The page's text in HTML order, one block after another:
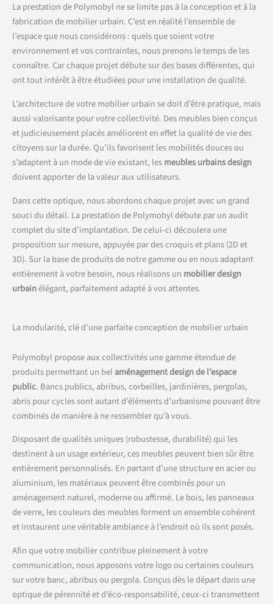
La prestation de Polymobyl ne se limite pas à la conception et à la
fabrication de mobilier urbain. C’est en réalité l’ensemble de
l’espace que nous considérons : quels que soient votre
environnement et vos contraintes, nous prenons le temps de les
connaître. Car chaque projet débute sur des bases différentes, qui
ont tout intérêt à être étudiées pour une installation de qualité.
L’architecture de votre mobilier urbain se doit d’être pratique, mais
aussi valorisante pour votre collectivité. Des meubles bien conçus
et judicieusement placés améliorent en effet la qualité de vie des
citoyens sur la durée. Qu’ils favorisent les mobilités douces ou
s’adaptent à un mode de vie existant, lesmeubles urbains design
doivent apporter de la valeur aux utilisateurs.
Dans cette optique, nous abordons chaque projet avec un grand
souci du détail. La prestation de Polymobyl débute par un audit
complet du site d’implantation. De celui-ci découlera une
proposition sur mesure, appuyée par des croquis et plans (2D et
3D). Sur la base de produits de notre gamme ou en nous adaptant
entièrement à votre besoin, nous réalisons un mobilier design
urbainélégant, parfaitement adapté à vos attentes.
La modularité, clé d’une parfaite conception de mobilier urbain
Polymobyl propose aux collectivités une gamme étendue de
produits permettant un bel aménagement design de l’espace
public. Bancs publics, abribus, corbeilles, jardinières, pergolas,
abris pour cycles sont autant d’éléments d’urbanisme pouvant être
combinés de manière à ne ressembler qu’à vous.
Disposant de qualités uniques (robustesse, durabilité) qui les
destinent à un usage extérieur, ces meubles peuvent bien sûr être
entièrement personnalisés. En partant d’une structure en acier ou
aluminium, les matériaux peuvent être combinés pour un
aménagement naturel, moderne ou affirmé. Le bois, les panneaux
de verre, les couleurs des meubles forment un ensemble cohérent
et instaurent une véritable ambiance à l’endroit où ils sont posés.
Afin que votre mobilier contribue pleinement à votre
communication, nous apposons votre logo ou certaines couleurs
sur votre banc, abribus ou pergola. Conçus dès le départ dans une
optique de pérennité et d’éco-responsabilité, ceux-ci transmettent